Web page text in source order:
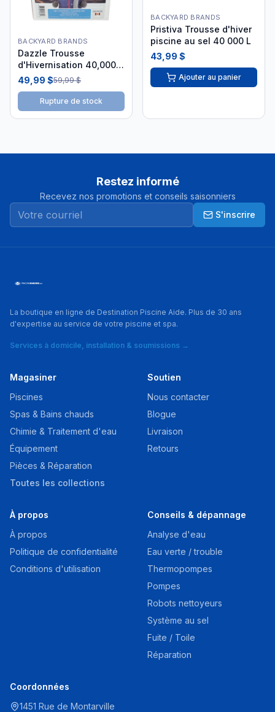
BACKYARD BRANDS
Dazzle Trousse
d'Hivernisation 40,000 L
DAZ06030
49,99 $59,99 $
Rupture de stock
BACKYARD BRANDS
Pristiva Trousse d'hiver
piscine au sel 40 000 L
43,99 $
Ajouter au panier
Restez informé
Recevez nos promotions et conseils saisonniers
S'inscrire
La boutique en ligne de Destination Piscine Aide. Plus de 30 ans
d'expertise au service de votre piscine et spa.
Services à domicile, installation & soumissions →
Magasiner
Piscines
Spas & Bains chauds
Chimie & Traitement d'eau
Équipement
Pièces & Réparation
Toutes les collections
Soutien
Nous contacter
Blogue
Livraison
Retours
À propos
À propos
Politique de confidentialité
Conditions d'utilisation
Conseils & dépannage
Analyse d'eau
Eau verte / trouble
Thermopompes
Pompes
Robots nettoyeurs
Système au sel
Fuite / Toile
Réparation
Coordonnées
1451 Rue de Montarville